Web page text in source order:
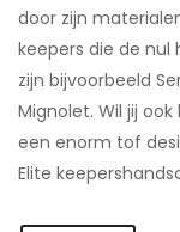
door zijn
keepers die de nul
zijn bijvoorbeeld
Mignolet. Wil jij
een enorm tof
Elite